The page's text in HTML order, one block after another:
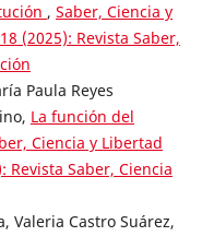
, Saber, Ciencia y
(2025): Revista Saber,
Paula Reyes
La función del
Ciencia y Libertad
Revista Saber, Ciencia
Valeria Castro Suárez,